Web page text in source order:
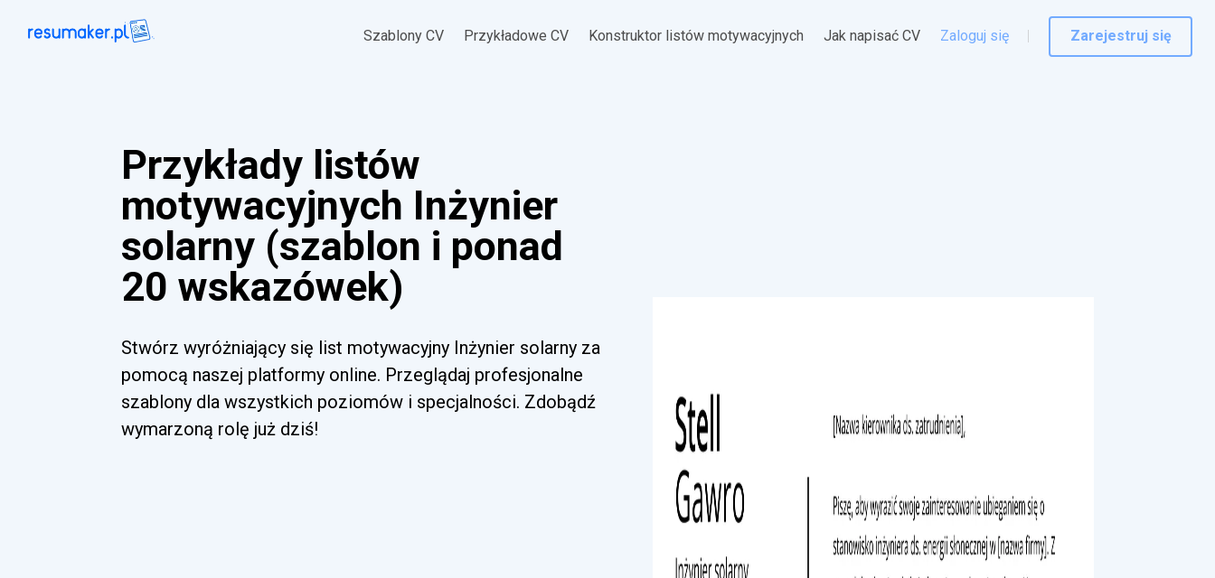
Szablony CV Przykładowe CV Konstruktor listów motywacyjnych Jak napisać CV Zaloguj się Zarejestruj się
Przykłady listów
motywacyjnych Inżynier
solarny (szablon i ponad
20 wskazówek)
Stwórz wyróżniający się list motywacyjny Inżynier solarny za
pomocą naszej platformy online. Przeglądaj profesjonalne
szablony dla wszystkich poziomów i specjalności. Zdobądź
wymarzoną rolę już dziś!